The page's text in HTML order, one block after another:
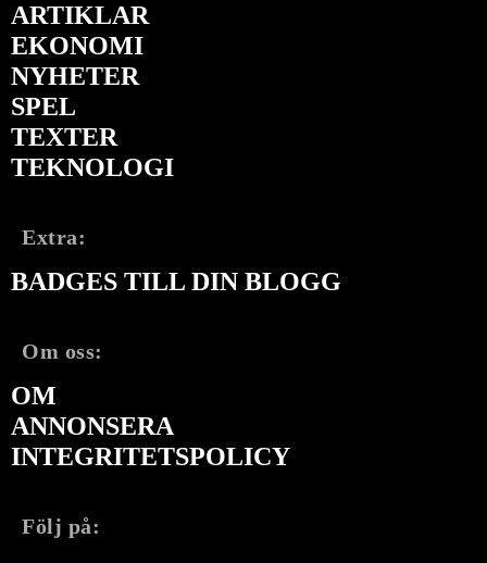
ARTIKLAR
EKONOMI
NYHETER
SPEL
TEXTER
TEKNOLOGI
Extra:
BADGES TILL DIN BLOGG
Om oss:
OM
ANNONSERA
INTEGRITETSPOLICY
Följ på: